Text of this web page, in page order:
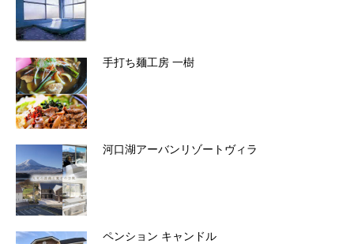
手打ち麺工房 一樹
河口湖アーバンリゾートヴィラ
ペンション キャンドル